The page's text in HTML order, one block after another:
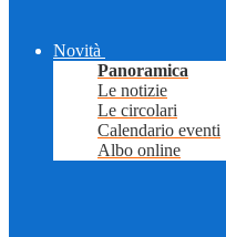
Novità
Panoramica
Le notizie
Le circolari
Calendario eventi
Albo online